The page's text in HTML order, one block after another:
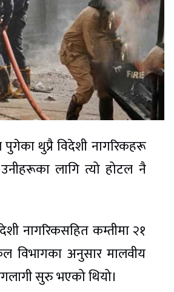
थुप्रै विदेशी नागरिकहरू
लागि त्यो होटल नै
नागरिकसहित कम्तीमा २१
विभागका अनुसार मालवीय
सुरु भएको थियो।